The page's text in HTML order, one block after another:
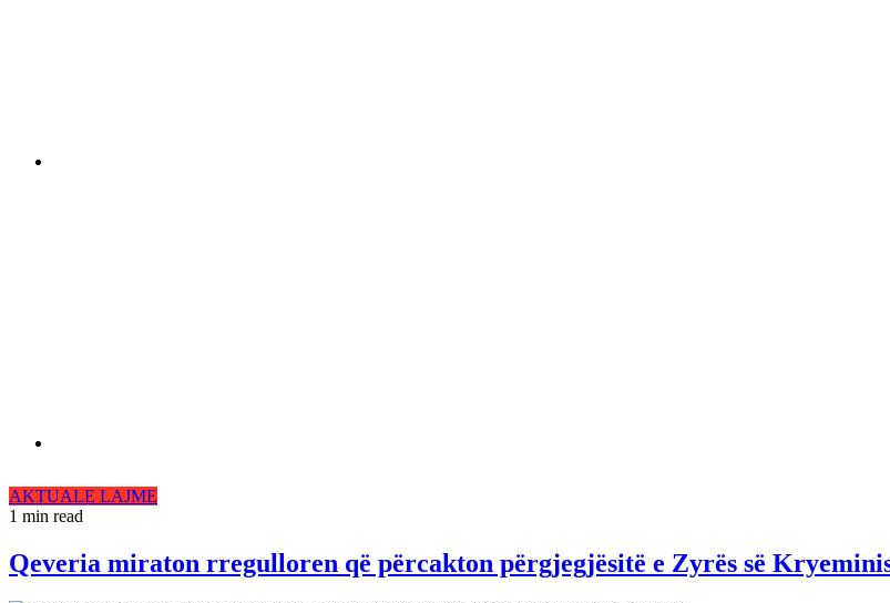
AKTUALE LAJME
1 min read
Qeveria miraton rregulloren që përcakton përgjegjësitë e Zyrës së